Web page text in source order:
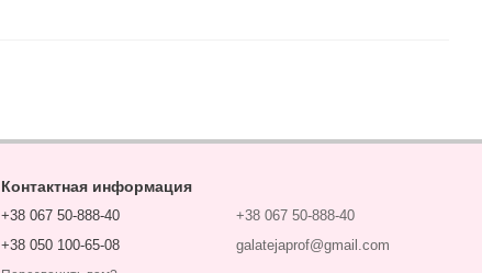
Контактная информация
+38 067 50-888-40
+38 050 100-65-08
+38 067 50-888-40
galatejaprof@gmail.com